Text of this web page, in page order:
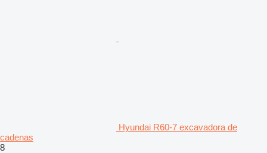
Hyundai R60-7 excavadora de
cadenas
8